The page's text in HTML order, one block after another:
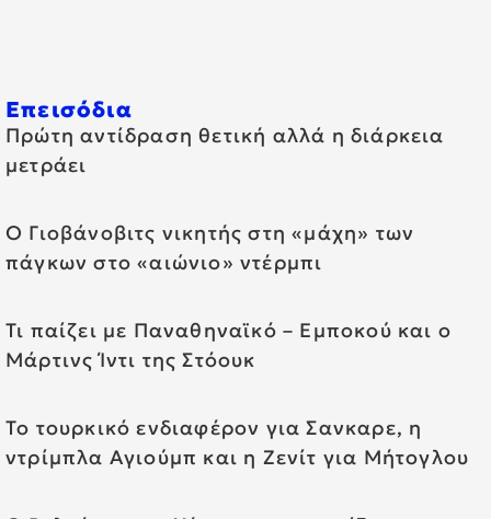
Επεισόδια
Πρώτη αντίδραση θετική αλλά η διάρκεια
μετράει
Ο Γιοβάνοβιτς νικητής στη «μάχη» των
πάγκων στο «αιώνιο» ντέρμπι
Τι παίζει με Παναθηναϊκό – Εμποκού και ο
Μάρτινς Ίντι της Στόουκ
Το τουρκικό ενδιαφέρον για Σανκαρε, η
ντρίμπλα Αγιούμπ και η Ζενίτ για Μήτογλου